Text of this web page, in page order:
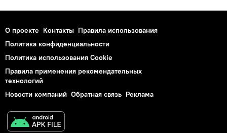
О проекте Контакты Правила использования
Политика конфиденциальности
Политика использования Cookie
Правила применения рекомендательных
технологий
Новости компаний Обратная связь Реклама